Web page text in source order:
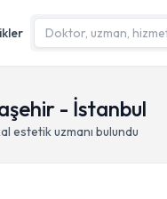
- İstanbul
estetik uzmanı bulundu